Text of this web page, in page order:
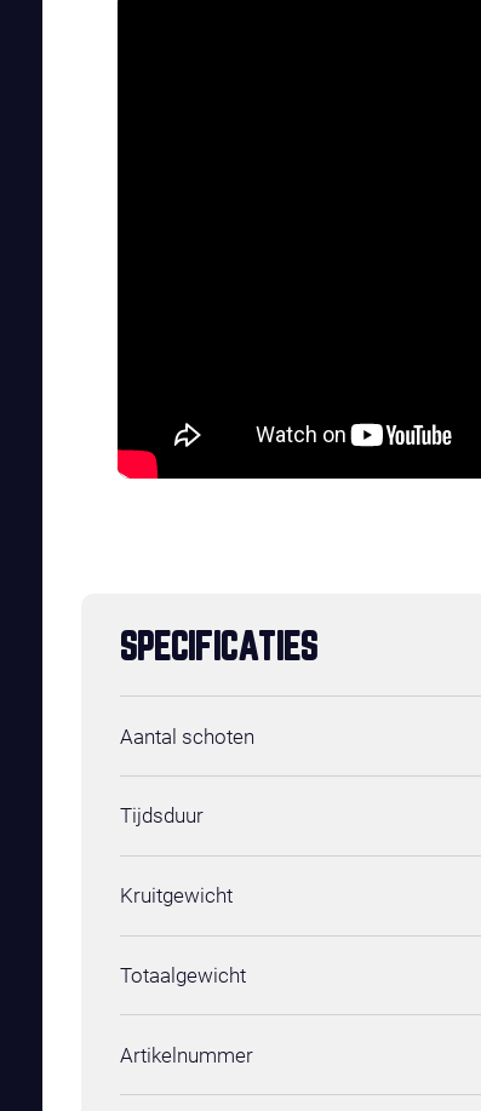
SPECIFICATIES
Aantal schoten
Tijdsduur
Kruitgewicht
Totaalgewicht
Artikelnummer